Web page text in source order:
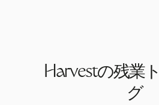
Harvestの残業
グ